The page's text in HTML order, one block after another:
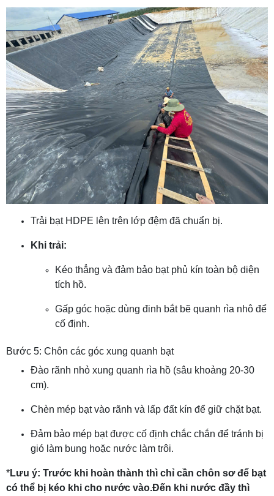
Trải bạt HDPE lên trên lớp đệm đã chuẩn bị.
Khi trải:
Kéo thẳng và đảm bảo bạt phủ kín toàn bộ diện
tích hồ.
Gấp góc hoặc dùng đinh bắt bẽ quanh rìa nhô để
cố định.
Bước 5: Chôn các góc xung quanh bạt
Đào rãnh nhỏ xung quanh rìa hồ (sâu khoảng 20-30
cm).
Chèn mép bạt vào rãnh và lấp đất kín để giữ chặt bạt.
Đảm bảo mép bạt được cố định chắc chắn để tránh bị
gió làm bung hoặc nước làm trôi.
*Lưu ý: Trước khi hoàn thành thì chỉ cần chôn sơ để bạt
có thể bị kéo khi cho nước vào.Đến khi nước đầy thì